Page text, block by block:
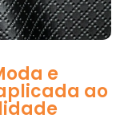
e
ao